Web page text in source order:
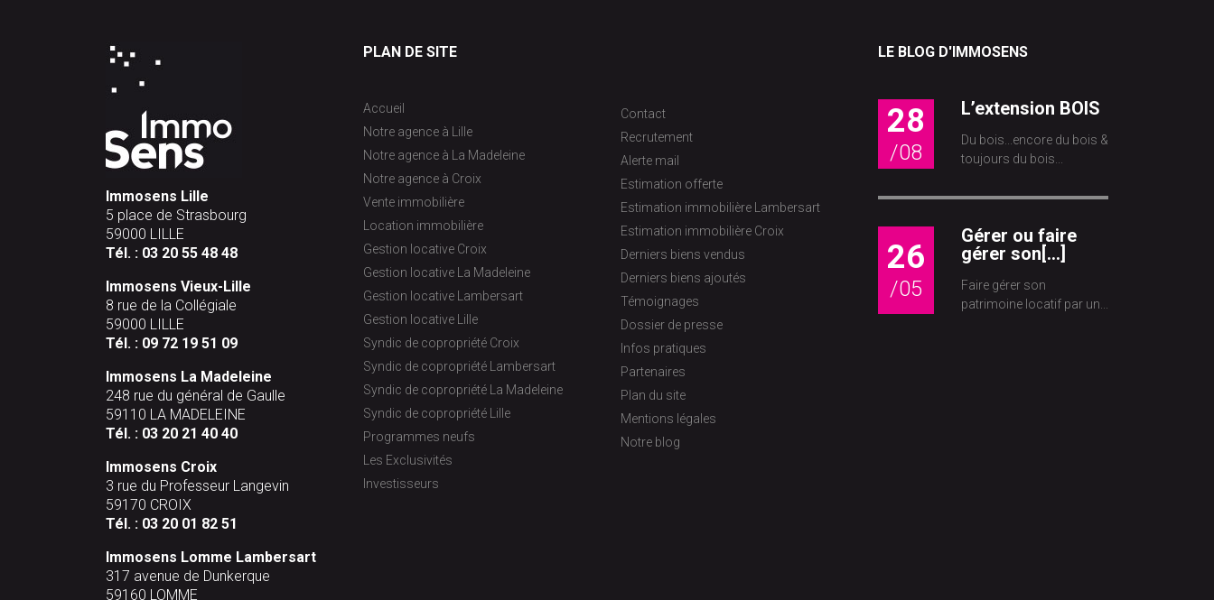
Immosens Lille
5 place de Strasbourg
59000 LILLE
Tél. : 03 20 55 48 48
Immosens Vieux-Lille
8 rue de la Collégiale
59000 LILLE
Tél. : 09 72 19 51 09
Immosens La Madeleine
248 rue du général de Gaulle
59110 LA MADELEINE
Tél. : 03 20 21 40 40
Immosens Croix
3 rue du Professeur Langevin
59170 CROIX
Tél. : 03 20 01 82 51
Immosens Lomme Lambersart
317 avenue de Dunkerque
59160 LOMME
PLAN DE SITE
Accueil
Notre agence à Lille
Notre agence à La Madeleine
Notre agence à Croix
Vente immobilière
Location immobilière
Gestion locative Croix
Gestion locative La Madeleine
Gestion locative Lambersart
Gestion locative Lille
Syndic de copropriété Croix
Syndic de copropriété Lambersart
Syndic de copropriété La Madeleine
Syndic de copropriété Lille
Programmes neufs
Les Exclusivités
Investisseurs
Contact
Recrutement
Alerte mail
Estimation offerte
Estimation immobilière Lambersart
Estimation immobilière Croix
Derniers biens vendus
Derniers biens ajoutés
Témoignages
Dossier de presse
Infos pratiques
Partenaires
Plan du site
Mentions légales
Notre blog
LE BLOG D'IMMOSENS
28
/08
L’extension BOIS
Du bois...encore du bois &
toujours du bois...
26
/05
Gérer ou faire
gérer son[...]
Faire gérer son
patrimoine locatif par un...